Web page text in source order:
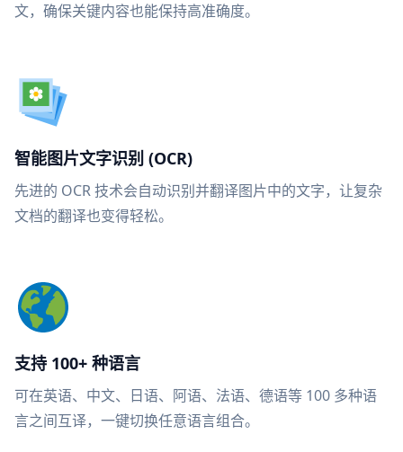
文，确保关键内容也能保持高准确度。
智能图片文字识别 (OCR)
先进的 OCR 技术会自动识别并翻译图片中的文字，让复杂
文档的翻译也变得轻松。
支持 100+ 种语言
可在英语、中文、日语、阿语、法语、德语等 100 多种语
言之间互译，一键切换任意语言组合。